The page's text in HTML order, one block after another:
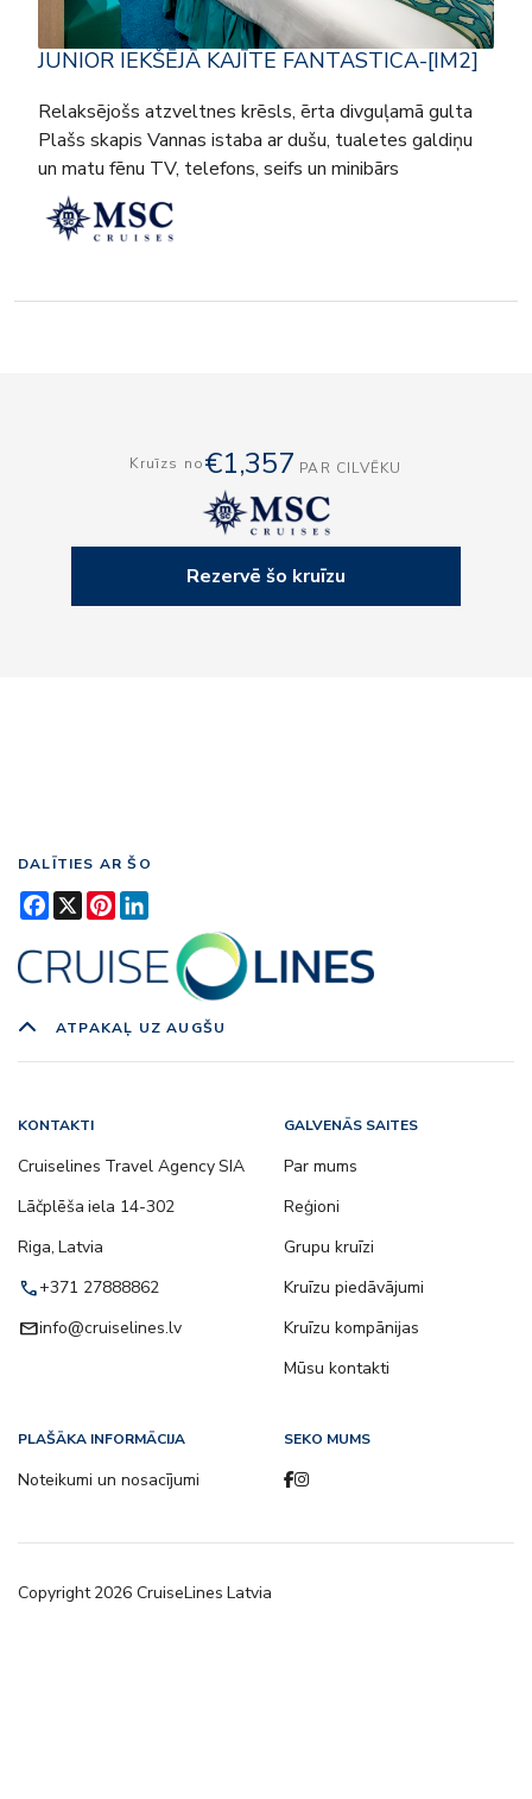
JUNIOR IEKŠĒJĀ KAJĪTE FANTASTICA-[IM2]
Relaksējošs atzveltnes krēsls, ērta divguļamā gulta
Plašs skapis Vannas istaba ar dušu, tualetes galdiņu
un matu fēnu TV, telefons, seifs un minibārs
Kruīzs no€1,357 PAR CILVĒKU
Rezervē šo kruīzu
DALĪTIES AR ŠO
Facebook
X Pinterest
ATPAKAĻ UZ AUGŠU
KONTAKTI
Cruiselines Travel Agency SIA
Lāčplēša iela 14-302
Riga, Latvia
call+371 27888862
emailinfo@cruiselines.lv
GALVENĀS SAITES
Par mums
Reģioni
Grupu kruīzi
Kruīzu piedāvājumi
Kruīzu kompānijas
Mūsu kontakti
PLAŠĀKA INFORMĀCIJA
Noteikumi un nosacījumi
SEKO MUMS
Copyright2026 CruiseLines Latvia